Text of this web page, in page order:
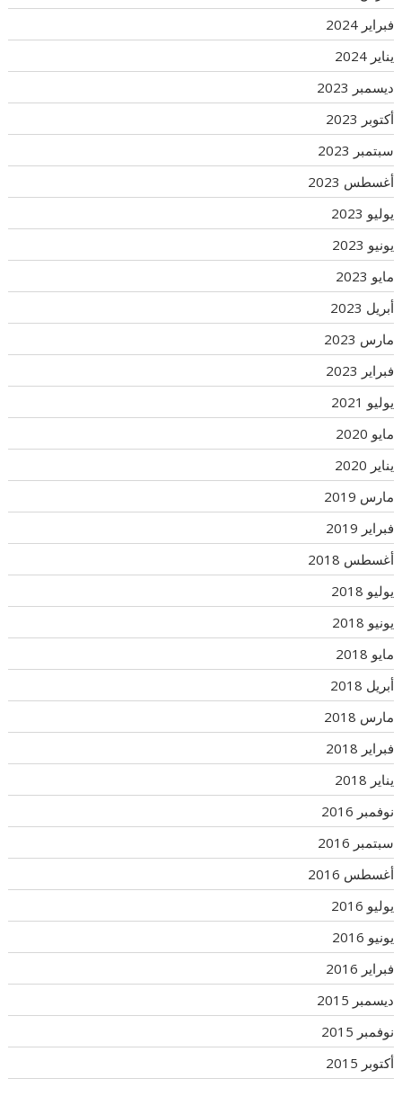
فبراير 2024
يناير 2024
ديسمبر 2023
أكتوبر 2023
سبتمبر 2023
أغسطس 2023
يوليو 2023
يونيو 2023
مايو 2023
أبريل 2023
مارس 2023
فبراير 2023
يوليو 2021
مايو 2020
يناير 2020
مارس 2019
فبراير 2019
أغسطس 2018
يوليو 2018
يونيو 2018
مايو 2018
أبريل 2018
مارس 2018
فبراير 2018
يناير 2018
نوفمبر 2016
سبتمبر 2016
أغسطس 2016
يوليو 2016
يونيو 2016
فبراير 2016
ديسمبر 2015
نوفمبر 2015
أكتوبر 2015